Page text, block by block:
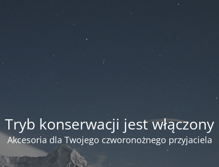
Tryb konserwacji jest włączony
Akcesoria dla Twojego czworonożnego przyjaciela